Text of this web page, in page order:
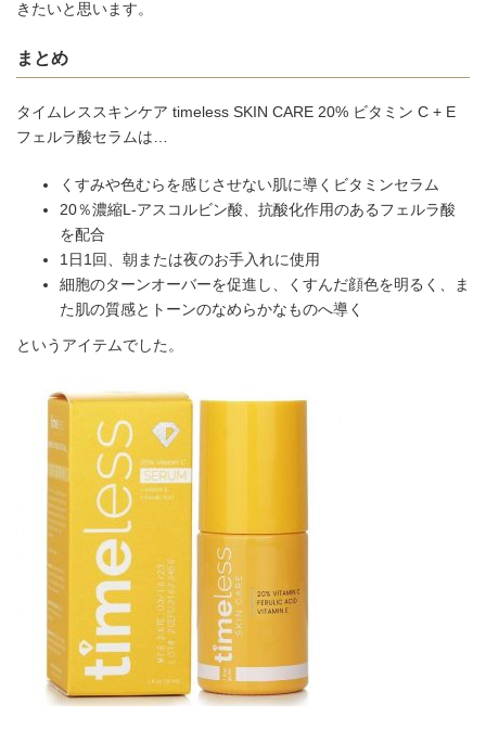
きたいと思います。
まとめ
タイムレススキンケア timeless SKIN CARE 20% ビタミン C + E
フェルラ酸セラムは…
くすみや色むらを感じさせない肌に導くビタミンセラム
20％濃縮L-アスコルビン酸、抗酸化作用のあるフェルラ酸
を配合
1日1回、朝または夜のお手入れに使用
細胞のターンオーバーを促進し、くすんだ顔色を明るく、ま
た肌の質感とトーンのなめらかなものへ導く
というアイテムでした。